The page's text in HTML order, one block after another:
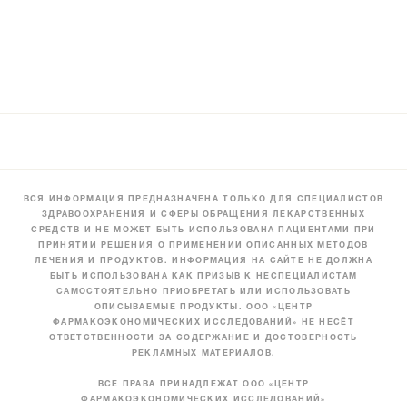
ВСЯ ИНФОРМАЦИЯ ПРЕДНАЗНАЧЕНА ТОЛЬКО ДЛЯ СПЕЦИАЛИСТОВ
ЗДРАВООХРАНЕНИЯ И СФЕРЫ ОБРАЩЕНИЯ ЛЕКАРСТВЕННЫХ
СРЕДСТВ И НЕ МОЖЕТ БЫТЬ ИСПОЛЬЗОВАНА ПАЦИЕНТАМИ ПРИ
ПРИНЯТИИ РЕШЕНИЯ О ПРИМЕНЕНИИ ОПИСАННЫХ МЕТОДОВ
ЛЕЧЕНИЯ И ПРОДУКТОВ. ИНФОРМАЦИЯ НА САЙТЕ НЕ ДОЛЖНА
БЫТЬ ИСПОЛЬЗОВАНА КАК ПРИЗЫВ К НЕСПЕЦИАЛИСТАМ
САМОСТОЯТЕЛЬНО ПРИОБРЕТАТЬ ИЛИ ИСПОЛЬЗОВАТЬ
ОПИСЫВАЕМЫЕ ПРОДУКТЫ. ООО «ЦЕНТР
ФАРМАКОЭКОНОМИЧЕСКИХ ИССЛЕДОВАНИЙ» НЕ НЕСЁТ
ОТВЕТСТВЕННОСТИ ЗА СОДЕРЖАНИЕ И ДОСТОВЕРНОСТЬ
РЕКЛАМНЫХ МАТЕРИАЛОВ.
ВСЕ ПРАВА ПРИНАДЛЕЖАТ ООО «ЦЕНТР